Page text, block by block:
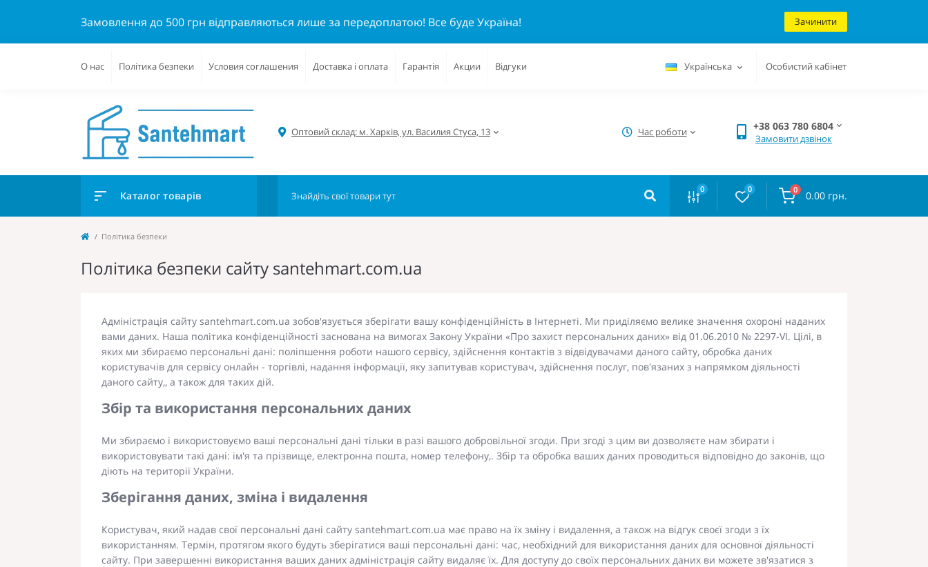
Замовлення до 500 грн відправляються лише за передоплатою! Все буде Україна! Зачинити
О нас Політика безпеки Условия соглашения Доставка і оплата Гарантія Акции Відгуки Українська Особистий кабінет
Оптовий склад: м. Харків, ул. Василия Стуса, 13 Час роботи +38 063 780 6804
Замовити дзвінок
Каталог товарів 0 0 0 0.00 грн.
Політика безпеки
Політика безпеки сайту santehmart.com.ua
Адміністрація сайту santehmart.com.ua зобов'язується зберігати вашу конфіденційність в Інтернеті. Ми приділяємо велике значення охороні наданих
вами даних. Наша політика конфіденційності заснована на вимогах Закону України «Про захист персональних даних» від 01.06.2010 № 2297-VI. Цілі, в
яких ми збираємо персональні дані: поліпшення роботи нашого сервісу, здійснення контактів з відвідувачами даного сайту, обробка даних
користувачів для сервісу онлайн - торгівлі, надання інформації, яку запитував користувач, здійснення послуг, пов'язаних з напрямком діяльності
даного сайту,, а також для таких дій.
Збір та використання персональних даних
Ми збираємо і використовуємо ваші персональні дані тільки в разі вашого добровільної згоди. При згоді з цим ви дозволяєте нам збирати і
використовувати такі дані: ім'я та прізвище, електронна пошта, номер телефону,. Збір та обробка ваших даних проводиться відповідно до законів, що
діють на території України.
Зберігання даних, зміна і видалення
Користувач, який надав свої персональні дані сайту santehmart.com.ua має право на їх зміну і видалення, а також на відгук своєї згоди з їх
використанням. Термін, протягом якого будуть зберігатися ваші персональні дані: час, необхідний для використання даних для основної діяльності
сайту. При завершенні використання ваших даних адміністрація сайту видаляє їх. Для доступу до своїх персональних даних ви можете зв'язатися з